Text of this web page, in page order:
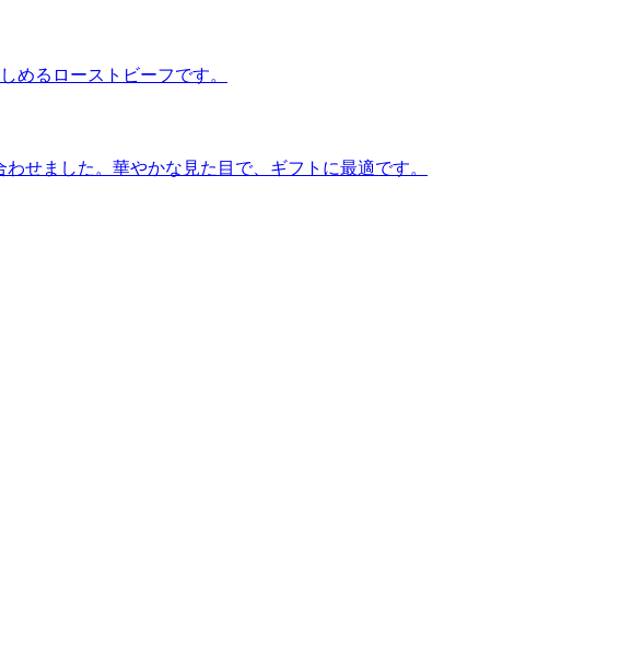
めるローストビーフです。
せました。華やかな見た目で、ギフトに最適です。